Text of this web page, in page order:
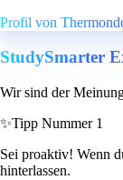
Profil von
StudySmarter
Wir sind der
✨Tipp Nummer 1
Sei proaktiv! Wenn
hinterlassen.